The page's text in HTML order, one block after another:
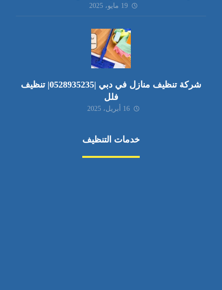
19 مايو، 2025
شركة تنظيف منازل في دبي |0528935235| تنظيف
فلل
16 أبريل، 2025
خدمات التنظيف